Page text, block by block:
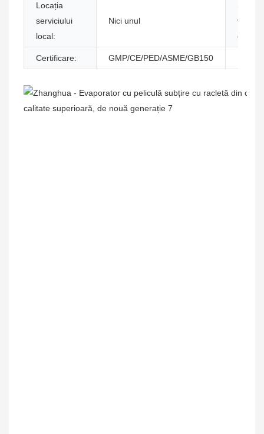
Locația
serviciului
local:
Nici unul
oferite:
Certificare: GMP/CE/PED/ASME/GB150